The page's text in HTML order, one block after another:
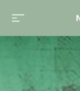
Toute l'actualité sur